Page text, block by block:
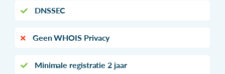
DNSSEC
Geen WHOIS Privacy
Minimale registratie 2 jaar